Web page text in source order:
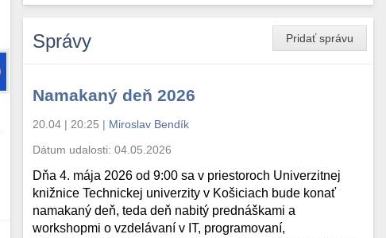
Pridať správu
Správy
Namakaný deň 2026
20.04 | 20:25 | Miroslav Bendík
Dátum udalosti:04.05.2026
Dňa 4. mája 2026 od 9:00 sa v priestoroch Univerzitnej
knižnice Technickej univerzity v Košiciach bude konať
namakaný deň, teda deň nabitý prednáškami a
workshopmi o vzdelávaní v IT, programovaní,